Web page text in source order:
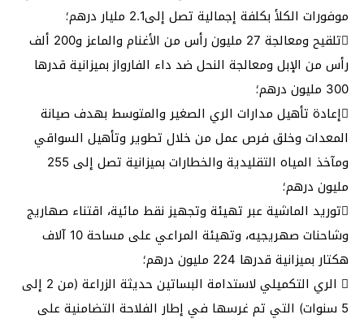
موفورات الكلأ بكلفة إجمالية تصل إلى2.1 مليار درهم؛
تلقيح ومعالجة 27 مليون رأس من الأغنام والماعز و200 ألف
رأس من الإبل ومعالجة النحل ضد داء الفارواز بميزانية قدرها
300 مليون درهم؛
إعادة تأهيل مدارات الري الصغير والمتوسط بهدف صيانة
المعدات وخلق فرص عمل من خلال تطوير وتأهيل السواقي
ومآخذ المياه التقليدية والخطارات بميزانية تصل إلى 255
مليون درهم؛
توريد الماشية عبر تهيئة وتجهيز نقط مائية، اقتناء صهاريج
وشاحنات صهريجيه، وتهيئة المراعي على مساحة 10 آلاف
هكتار بميزانية قدرها 224 مليون درهم؛
 الري التكميلي لاستدامة البساتين حديثة الزراعة (من 2 إلى
5 سنوات) التي تم غرسها في إطار الفلاحة التضامنية على